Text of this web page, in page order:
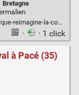
Bretagne
la-cooperation-258421
· · 1 click
à Pacé (35)